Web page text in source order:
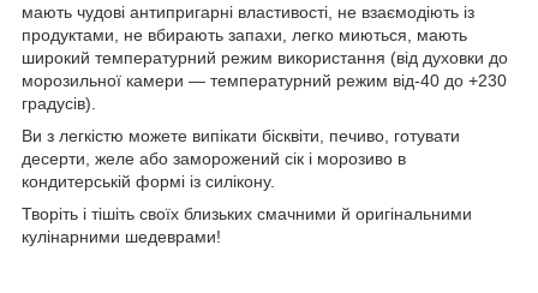
мають чудові антипригарні властивості, не взаємодіють із
продуктами, не вбирають запахи, легко миються, мають
широкий температурний режим використання (від духовки до
морозильної камери — температурний режим від-40 до +230
градусів).
Ви з легкістю можете випікати бісквіти, печиво, готувати
десерти, желе або заморожений сік і морозиво в
кондитерській формі із силікону.
Творіть і тішіть своїх близьких смачними й оригінальними
кулінарними шедеврами!